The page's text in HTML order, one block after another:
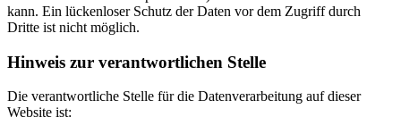
kann. Ein lückenloser Schutz der Daten vor dem Zugriff durch
Dritte ist nicht möglich.
Hinweis zur verantwortlichen Stelle
Die verantwortliche Stelle für die Datenverarbeitung auf dieser
Website ist: